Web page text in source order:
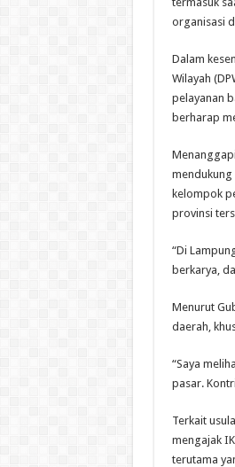
organisasi
Dalam
Wilayah
pelayanan
berharap
mendukung
kelompok
provinsi
“Di
berkarya,
Menurut
daerah,
“Saya
pasar.
Terkait
mengajak
terutama